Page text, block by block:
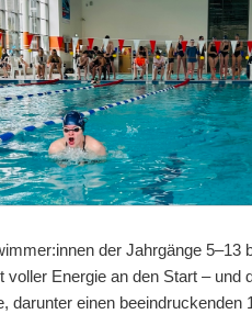
der Jahrgänge 5–13
voller Energie an den Start –
darunter einen beeindruckenden